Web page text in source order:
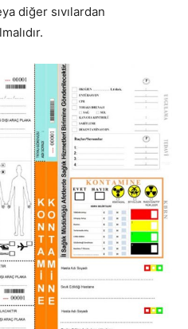
diğer sıvılardan